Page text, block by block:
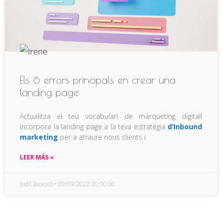
Els 6 errors principals en crear una
landing page
Actualitza el teu vocabulari de màrqueting digital!
Incorpora la landing page a la teva estratègia d’Inbound
marketing per a atraure nous clients i
LEER MÁS »
Judit Buscató 09/09/2022 00:00:00